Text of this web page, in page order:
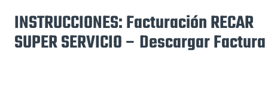
INSTRUCCIONES: Facturación RECAR
SUPER SERVICIO – Descargar Factura